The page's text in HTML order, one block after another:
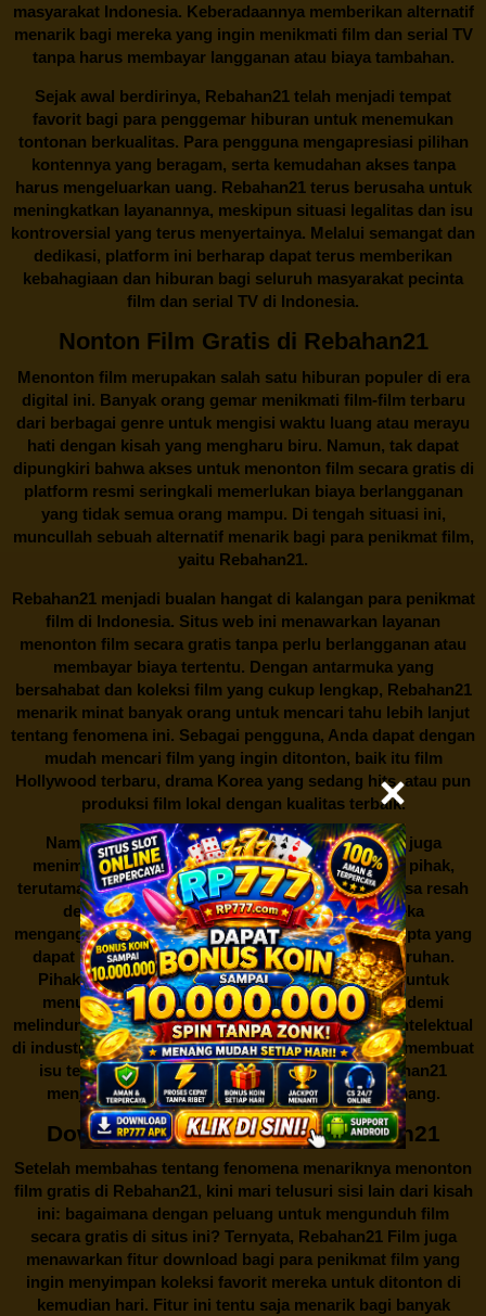
masyarakat Indonesia. Keberadaannya memberikan alternatif
menarik bagi mereka yang ingin menikmati film dan serial TV
tanpa harus membayar langganan atau biaya tambahan.
Sejak awal berdirinya, Rebahan21 telah menjadi tempat
favorit bagi para penggemar hiburan untuk menemukan
tontonan berkualitas. Para pengguna mengapresiasi pilihan
kontennya yang beragam, serta kemudahan akses tanpa
harus mengeluarkan uang. Rebahan21terus berusaha untuk
meningkatkan layanannya, meskipun situasi legalitas dan isu
kontroversial yang terus menyertainya. Melalui semangat dan
dedikasi, platform ini berharap dapat terus memberikan
kebahagiaan dan hiburan bagi seluruh masyarakat pecinta
film dan serial TV di Indonesia.
Nonton Film Gratis di Rebahan21
Menonton film merupakan salah satu hiburan populer di era
digital ini. Banyak orang gemar menikmati film-film terbaru
dari berbagai genre untuk mengisi waktu luang atau merayu
hati dengan kisah yang mengharu biru. Namun, tak dapat
dipungkiri bahwa akses untuk menonton film secara gratis di
platform resmi seringkali memerlukan biaya berlangganan
yang tidak semua orang mampu. Di tengah situasi ini,
muncullah sebuah alternatif menarik bagi para penikmat film,
yaitu Rebahan21.
Rebahan21menjadi bualan hangat di kalangan para penikmat
film di Indonesia. Situs web ini menawarkan layanan
menonton film secara gratis tanpa perlu berlangganan atau
membayar biaya tertentu. Dengan antarmuka yang
bersahabat dan koleksi film yang cukup lengkap, Rebahan21
menarik minat banyak orang untuk mencari tahu lebih lanjut
tentang fenomena ini. Sebagai pengguna, Anda dapat dengan
mudah mencari film yang ingin ditonton, baik itu film
Hollywood terbaru, drama Korea yang sedang hits, atau pun
produksi film lokal dengan kualitas terbaik.
Namun, seperti halnya cerita manis,Rebahan21juga
menimbulkan kontroversi di industri film. Banyak pihak,
terutama produsen film dan pemilik hak cipta, merasa resah
dengan maraknya situs-situs seperti ini. Mereka
menganggapnya sebagai bentuk pelanggaran hak cipta yang
dapat merugikan industri perfilman secara keseluruhan.
Pihak berwenang pun turut terlibat dalam upaya untuk
menutup situs-situs ilegal semacam Rebahan21 demi
melindungi keberlangsungan bisnis dan kekayaan intelektual
di industri hiburan. Konflik kepentingan inilah yang membuat
isu tentang menonton film secara gratis diRebahan21
menjadi perbincangan seru yang terus berkembang.
Download Film Gratis di Rebahan21
Setelah membahas tentang fenomena menariknya menonton
film gratis di Rebahan21, kini mari telusuri sisi lain dari kisah
ini: bagaimana dengan peluang untuk mengunduh film
secara gratis di situs ini? Ternyata, Rebahan21 Film juga
menawarkan fitur download bagi para penikmat film yang
ingin menyimpan koleksi favorit mereka untuk ditonton di
kemudian hari. Fitur ini tentu saja menarik bagi banyak